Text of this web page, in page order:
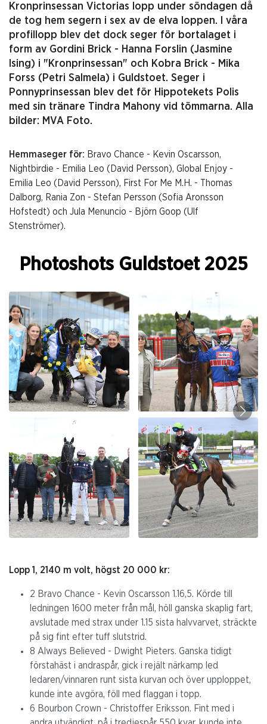
Kronprinsessan Victorias lopp under söndagen då
de tog hem segern i sex av de elva loppen. I våra
profillopp blev det dock seger för bortalaget i
form av Gordini Brick - Hanna Forslin (Jasmine
Ising) i "Kronprinsessan" och Kobra Brick - Mika
Forss (Petri Salmela) i Guldstoet. Seger i
Ponnyprinsessan blev det för Hippotekets Polis
med sin tränare Tindra Mahony vid tömmarna. Alla
bilder: MVA Foto.
Hemmaseger för: Bravo Chance - Kevin Oscarsson,
Nightbirdie - Emilia Leo (David Persson), Global Enjoy -
Emilia Leo (David Persson), First For Me M.H. - Thomas
Dalborg, Rania Zon - Stefan Persson (Sofia Aronsson
Hofstedt) och Jula Menuncio - Björn Goop (Ulf
Stenströmer).
Photoshots Guldstoet 2025
Lopp 1, 2140 m volt, högst 20 000 kr:
2 Bravo Chance - Kevin Oscarsson 1.16,5. Körde till
ledningen 1600 meter från mål, höll ganska skaplig fart,
avslutade med strax under 1.15 sista halvvarvet, sträckte
på sig fint efter tuff slutstrid.
8 Always Believed - Dwight Pieters. Ganska tidigt
förstahäst i andraspår, gick i rejält närkamp led
ledaren/vinnaren runt sista kurvan och över upploppet,
kunde inte avgöra, föll med flaggan i topp.
6 Bourbon Crown - Christoffer Eriksson. Fint med i